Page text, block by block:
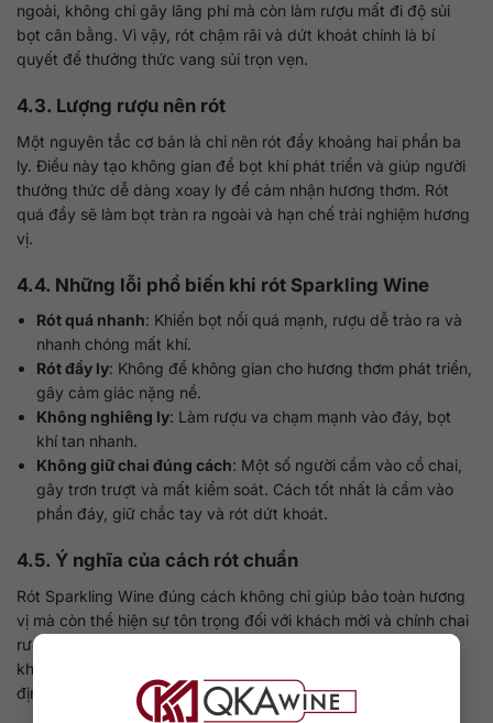
ngoài, không chỉ gây lãng phí mà còn làm rượu mất đi độ sủi
bọt cân bằng. Vì vậy, rót chậm rãi và dứt khoát chính là bí
quyết để thưởng thức vang sủi trọn vẹn.
4.3. Lượng rượu nên rót
Một nguyên tắc cơ bản là chỉ nên rót đầy khoảng hai phần ba
ly. Điều này tạo không gian để bọt khí phát triển và giúp người
thưởng thức dễ dàng xoay ly để cảm nhận hương thơm. Rót
quá đầy sẽ làm bọt tràn ra ngoài và hạn chế trải nghiệm hương
vị.
4.4. Những lỗi phổ biến khi rót Sparkling Wine
Rót quá nhanh: Khiến bọt nổi quá mạnh, rượu dễ trào ra và
nhanh chóng mất khí.
Rót đầy ly: Không để không gian cho hương thơm phát triển,
gây cảm giác nặng nề.
Không nghiêng ly: Làm rượu va chạm mạnh vào đáy, bọt
khí tan nhanh.
Không giữ chai đúng cách: Một số người cầm vào cổ chai,
gây trơn trượt và mất kiểm soát. Cách tốt nhất là cầm vào
phần đáy, giữ chắc tay và rót dứt khoát.
4.5. Ý nghĩa của cách rót chuẩn
Rót Sparkling Wine đúng cách không chỉ giúp bảo toàn hương
vị mà còn thể hiện sự tôn trọng đối với khách mời và chính chai
rượu. Một ly vang nổ được rót đẹp mắt, bọt khí mịn và đều sẽ
khiến không khí buổi tiệc trở nên tinh tế hơn, đồng thời khẳng
định sự am hiểu và phong cách của người phục vụ.